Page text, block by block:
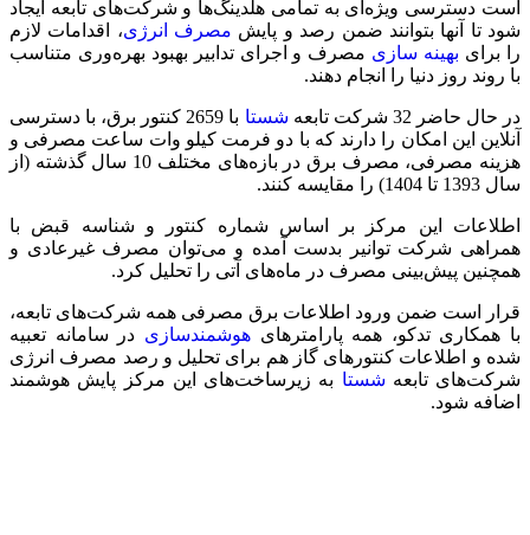
است دسترسی ویژه‌ای به تمامی هلدینگ‌ها و شرکت‌های تابعه ایجاد
شود تا آنها بتوانند ضمن رصد و پایش مصرف انرژی، اقدامات لازم
را برای بهینه سازی مصرف و اجرای تدابیر بهبود بهره‌وری متناسب
با روند روز دنیا را انجام دهند.
در حال حاضر 32 شرکت تابعه شستا
با 2659 کنتور برق، با دسترسی
آنلاین این امکان را دارند که با دو فرمت کیلو وات ساعت مصرفی و
هزینه مصرفی، مصرف برق در بازه‌های مختلف 10 سال گذشته (از
سال 1393 تا 1404) را مقایسه کنند.
اطلاعات این مرکز بر اساس شماره کنتور و شناسه قبض با
همراهی شرکت توانیر بدست آمده و می‌توان مصرف غیرعادی و
همچنین پیش‌بینی مصرف در ماه‌های آتی را تحلیل کرد.
قرار است ضمن ورود اطلاعات برق مصرفی همه شرکت‌های تابعه،
با همکاری تدکو، همه پارامترهایهوشمندسازی در سامانه تعبیه
شده و اطلاعات کنتورهای گاز هم برای تحلیل و رصد مصرف انرژی
شرکت‌های تابعه شستا به زیرساخت‌های این مرکز پایش هوشمند
اضافه شود.